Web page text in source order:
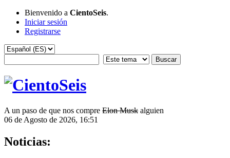
Bienvenido a CientoSeis.
Iniciar sesión
Registrarse
A un paso de que nos compre Elon Musk alguien
06 de Agosto de 2026, 16:51
Noticias: